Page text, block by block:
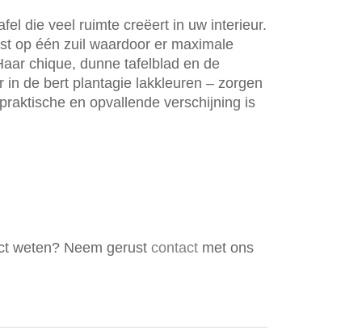
die veel ruimte creëert in uw interieur.
op één zuil waardoor er maximale
chique, dunne tafelblad en de
in de bert plantagie lakkleuren – zorgen
en opvallende verschijning is
weten? Neem gerust contact met ons